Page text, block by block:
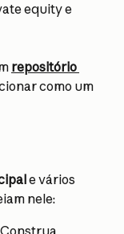
equity e
repositório
como um
e vários
nele: